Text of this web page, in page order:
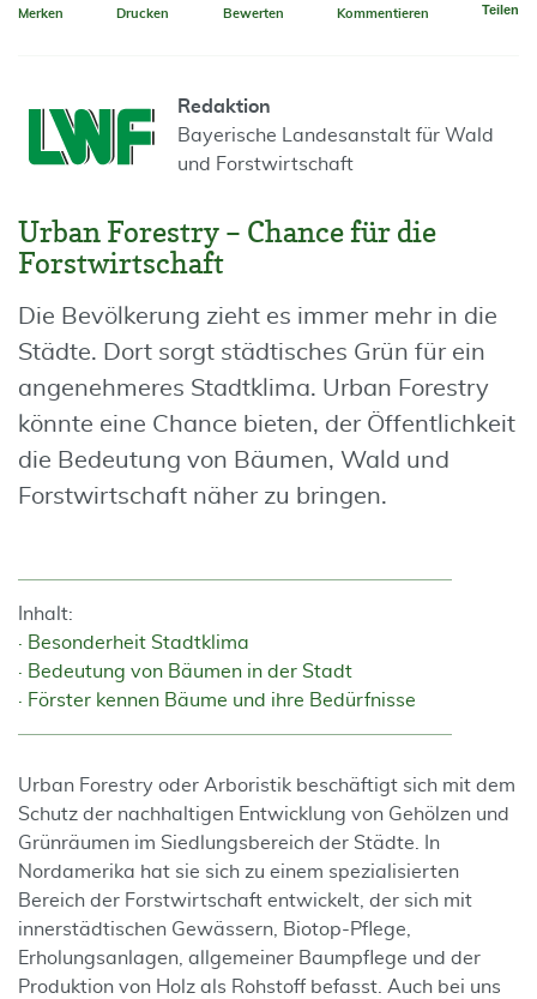
Merken Drucken Bewerten Kommentieren Teilen
Redaktion
Bayerische Landesanstalt für Wald
und Forstwirtschaft
Urban Forestry – Chance für die
Forstwirtschaft
Die Bevölkerung zieht es immer mehr in die
Städte. Dort sorgt städtisches Grün für ein
angenehmeres Stadtklima. Urban Forestry
könnte eine Chance bieten, der Öffentlichkeit
die Bedeutung von Bäumen, Wald und
Forstwirtschaft näher zu bringen.
Inhalt:
Besonderheit Stadtklima
Bedeutung von Bäumen in der Stadt
Förster kennen Bäume und ihre Bedürfnisse
Urban Forestry oder Arboristik beschäftigt sich mit dem
Schutz der nachhaltigen Entwicklung von Gehölzen und
Grünräumen im Siedlungsbereich der Städte. In
Nordamerika hat sie sich zu einem spezialisierten
Bereich der Forstwirtschaft entwickelt, der sich mit
innerstädtischen Gewässern, Biotop-Pflege,
Erholungsanlagen, allgemeiner Baumpflege und der
Produktion von Holz als Rohstoff befasst. Auch bei uns